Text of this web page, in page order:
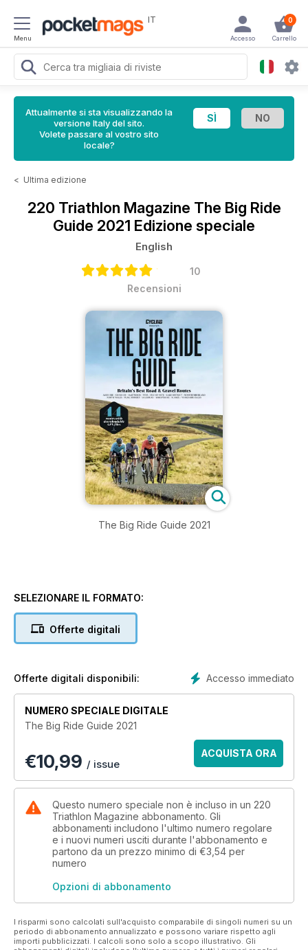
Menu
IT 0
Carrello
Accesso
Attualmente si sta visualizzando la
versione Italy del sito.
Volete passare al vostro sito
locale?
< Ultima edizione
220 Triathlon Magazine The Big Ride
Guide 2021 Edizione speciale
English
10
Recensioni
The Big Ride Guide 2021
SELEZIONARE IL FORMATO:
Offerte digitali
Accesso immediato
Offerte digitali disponibili:
NUMERO SPECIALE DIGITALE
The Big Ride Guide 2021
€10,99 / issue
ACQUISTA ORA
Questo numero speciale non è incluso in un 220
Triathlon Magazine abbonamento. Gli
abbonamenti includono l'ultimo numero regolare
e i nuovi numeri usciti durante l'abbonamento e
partono da un prezzo minimo di €3,54 per
numero
Opzioni di abbonamento
I risparmi sono calcolati sull'acquisto comparabile di singoli numeri su un
periodo di abbonamento annualizzato e possono variare rispetto agli
importi pubblicizzati. I calcoli sono solo a scopo illustrativo. Gli